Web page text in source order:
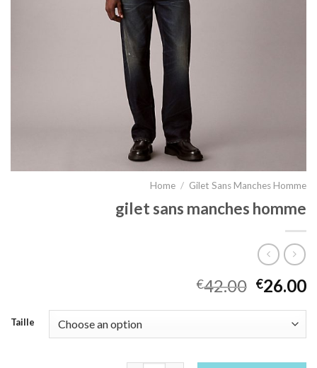
Home / Gilet Sans Manches Homme
gilet sans manches homme
€42.00 €26.00
Taille